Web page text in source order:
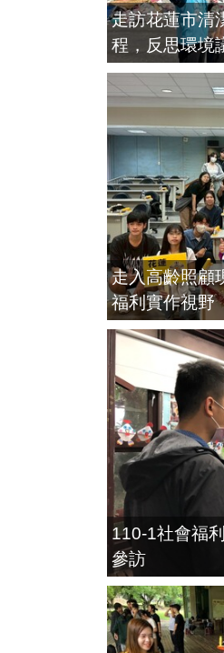
走訪花蓮市清
程，反思環境
走入高齡照顧
福利實作視野
110-1社會福
參訪